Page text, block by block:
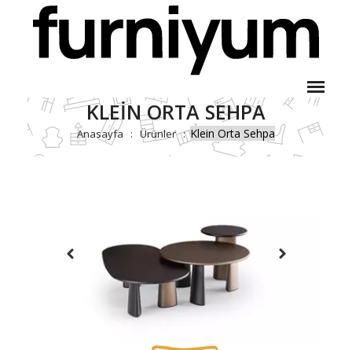
KLEIN ORTA SEHPA
Anasayfa Ürünler Klein Orta Sehpa